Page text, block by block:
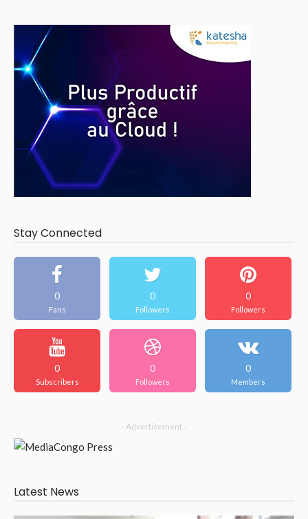
Stay Connected
0
Fans
0
Followers
0
Followers
0
Subscribers
0
Followers
0
Members
- Advertisement -
Latest News